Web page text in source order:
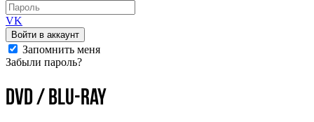
VK
Войти в аккаунт
Запомнить меня
Забыли пароль?
Dvd / Blu-Ray